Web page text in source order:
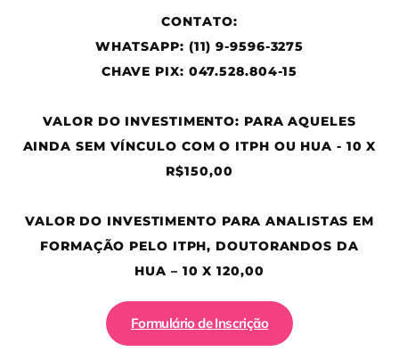
CONTATO:
WHATSAPP: (11) 9-9596-3275
CHAVE PIX: 047.528.804-15
VALOR DO INVESTIMENTO: PARA AQUELES
AINDA SEM VÍNCULO COM O ITPH OU HUA - 10 X
R$150,00
VALOR DO INVESTIMENTO PARA ANALISTAS EM
FORMAÇÃO PELO ITPH, DOUTORANDOS DA
HUA – 10 X 120,00
Formulário de Inscrição